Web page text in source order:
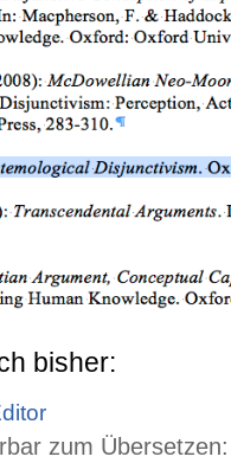
bisher:
zum Übersetzen: